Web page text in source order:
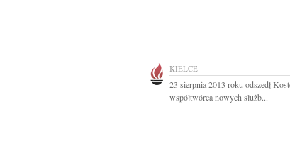
KIELCE
23 sierpnia 2013 roku odszedł
współtwórca nowych służb...